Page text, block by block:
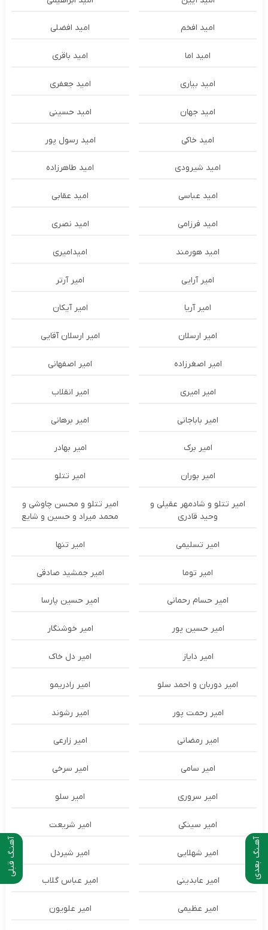
آهنـگ قبلی آهـنگ بعدی
امید افخم امید افضلی
امید اما امید باقری
امید بیاری امید جعفری
امید جهان امید حسینی
امید خاکی امید رسول پور
امید شیرودی امید طاهرزاده
امید عباسی امید عقابی
امید فرزامی امید نصری
امید هورمند امیدامیری
امیر آرایی امیر آرتر
امیر آریا امیر آیکان
امیر ارسلان امیر ارسلان آقایی
امیر اصغرزاده امیر اصفهانی
امیر امیری امیر انقلاب
امیر باباجانی امیر برهانی
امیر برک امیر بهادر
امیر بوران امیر تتلو
امیر تتلو و شادمهر عقیلی و
وحید قادری
امیر تتلو و محسن چاوشی و
محمد میراد و حسین و شایع
امیر تسلیمی امیر تنها
امیر توما امیر جمشید صادقی
امیر حسام رحمانی امیر حسین پارسا
امیر حسین پور امیر خوشنگار
امیر دایاز امیر دل خاک
امیر دوربان و احمد سلو امیر رادریمو
امیر رحمت پور امیر رشوند
امیر رمضانی امیر زارعی
امیر سامی امیر سرخی
امیر سروری امیر سلو
امیر سینکی امیر شریعت
امیر شهلایی امیر شیردل
امیر عابدینی امیر عباس گلاب
امیر عظیمی امیر علویون